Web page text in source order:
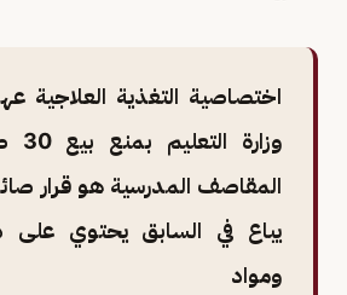
اختصاصية التغذية العلاجية
المقاصف المدرسية هو قرار
يباع في السابق يحتوي
ومواد